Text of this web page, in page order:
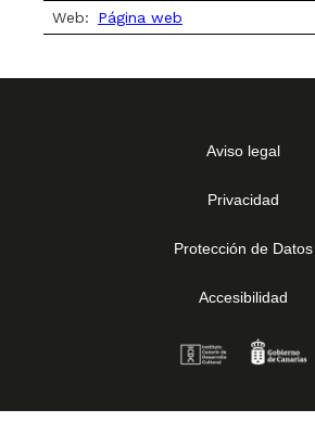
Web:
Página web
Aviso legal
Privacidad
Protección de Datos
Accesibilidad